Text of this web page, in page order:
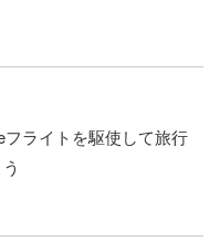
フライトを駆使して旅行